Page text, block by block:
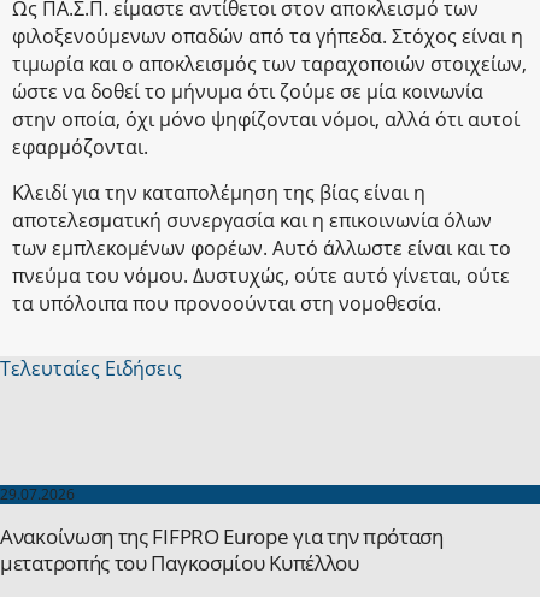
Ως ΠΑ.Σ.Π. είμαστε αντίθετοι στον αποκλεισμό των
φιλοξενούμενων οπαδών από τα γήπεδα. Στόχος είναι η
τιμωρία και ο αποκλεισμός των ταραχοποιών στοιχείων,
ώστε να δοθεί το μήνυμα ότι ζούμε σε μία κοινωνία
στην οποία, όχι μόνο ψηφίζονται νόμοι, αλλά ότι αυτοί
εφαρμόζονται.
Κλειδί για την καταπολέμηση της βίας είναι η
αποτελεσματική συνεργασία και η επικοινωνία όλων
των εμπλεκομένων φορέων. Αυτό άλλωστε είναι και το
πνεύμα του νόμου. Δυστυχώς, ούτε αυτό γίνεται, ούτε
τα υπόλοιπα που προνοούνται στη νομοθεσία.
Τελευταίες Ειδήσεις
29.07.2026
Ανακοίνωση της FIFPRO Europe για την πρόταση
μετατροπής του Παγκοσμίου Κυπέλλου